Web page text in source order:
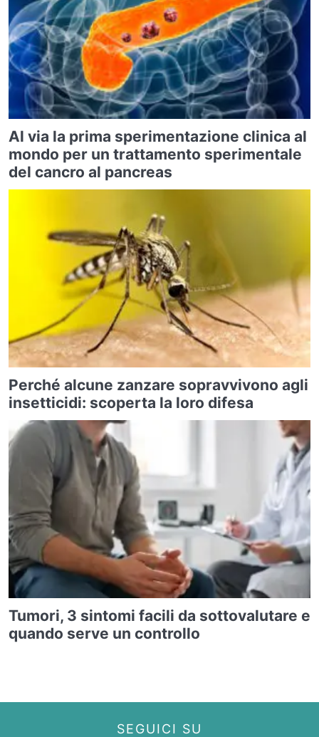
Al via la prima sperimentazione clinica al
mondo per un trattamento sperimentale
del cancro al pancreas
Perché alcune zanzare sopravvivono agli
insetticidi: scoperta la loro difesa
Tumori, 3 sintomi facili da sottovalutare e
quando serve un controllo
SEGUICI SU